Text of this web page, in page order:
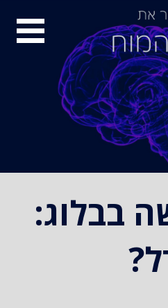
בבלוג: